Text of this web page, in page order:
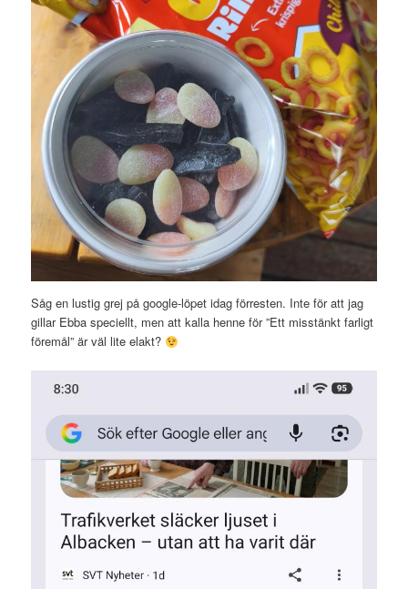
Såg en lustig grej på google-löpet idag förresten. Inte för att jag
gillar Ebba speciellt, men att kalla henne för ”Ett misstänkt farligt
föremål” är väl lite elakt?